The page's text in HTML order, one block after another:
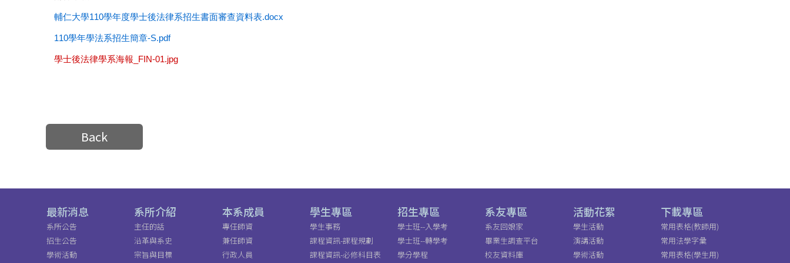
輔仁大學110學年度學士後法律系招生書面審查資料表.docx
110學年學法系招生簡章-S.pdf
學士後法律學系海報_FIN-01.jpg
Back
最新消息
系所公告
招生公告
學術活動
系所介紹
主任的話
沿革與系史
宗旨與目標
本系成員
專任師資
兼任師資
行政人員
學生專區
學生事務
課程資訊-課程規劃
課程資訊-必修科目表
招生專區
學士班--入學考
學士班--轉學考
學分學程
系友專區
系友回娘家
畢業生調查平台
校友資料庫
活動花絮
學生活動
演講活動
學術活動
下載專區
常用表格(教師用)
常用法學字彙
常用表格(學生用)